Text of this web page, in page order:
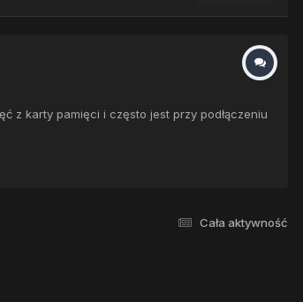
z karty pamięci i często jest przy podłączeniu
Cała aktywność